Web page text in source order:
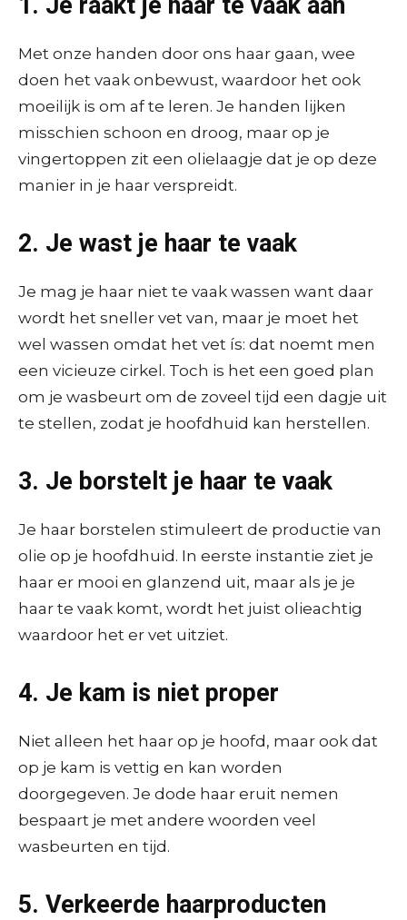
Met onze handen door ons haar gaan, wee
doen het vaak onbewust, waardoor het ook
moeilijk is om af te leren. Je handen lijken
misschien schoon en droog, maar op je
vingertoppen zit een olielaagje dat je op deze
manier in je haar verspreidt.
2. Je wast je haar te vaak
Je mag je haar niet te vaak wassen want daar
wordt het sneller vet van, maar je moet het
wel wassen omdat het vet ís: dat noemt men
een vicieuze cirkel. Toch is het een goed plan
om je wasbeurt om de zoveel tijd een dagje uit
te stellen, zodat je hoofdhuid kan herstellen.
3. Je borstelt je haar te vaak
Je haar borstelen stimuleert de productie van
olie op je hoofdhuid. In eerste instantie ziet je
haar er mooi en glanzend uit, maar als je je
haar te vaak komt, wordt het juist olieachtig
waardoor het er vet uitziet.
4. Je kam is niet proper
Niet alleen het haar op je hoofd, maar ook dat
op je kam is vettig en kan worden
doorgegeven. Je dode haar eruit nemen
bespaart je met andere woorden veel
wasbeurten en tijd.
5. Verkeerde haarproducten